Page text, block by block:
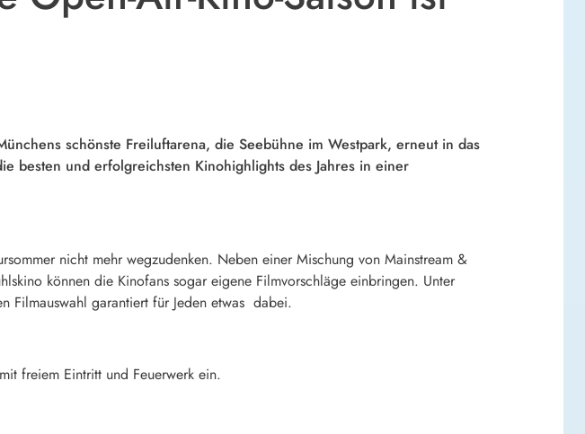
schönste Freiluftarena, die Seebühne im Westpark, erneut in das
besten und erfolgreichsten Kinohighlights des Jahres in einer
nicht mehr wegzudenken. Neben einer Mischung von Mainstream &
können die Kinofans sogar eigene Filmvorschläge einbringen. Unter
Filmauswahl garantiert für Jeden etwas dabei.
freiem Eintritt und Feuerwerk ein.